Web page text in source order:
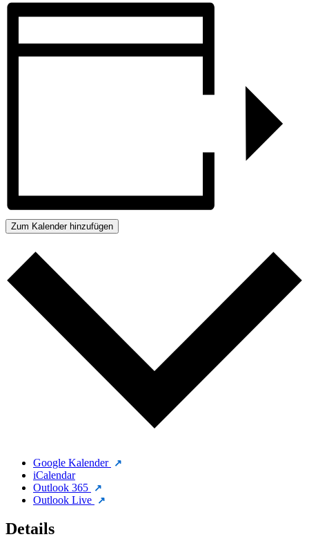
Zum Kalender hinzufügen
Google Kalender
iCalendar
Outlook 365
Outlook Live
Details